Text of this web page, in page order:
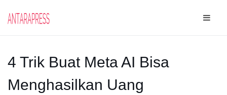
4 Trik Buat Meta AI Bisa
Menghasilkan Uang